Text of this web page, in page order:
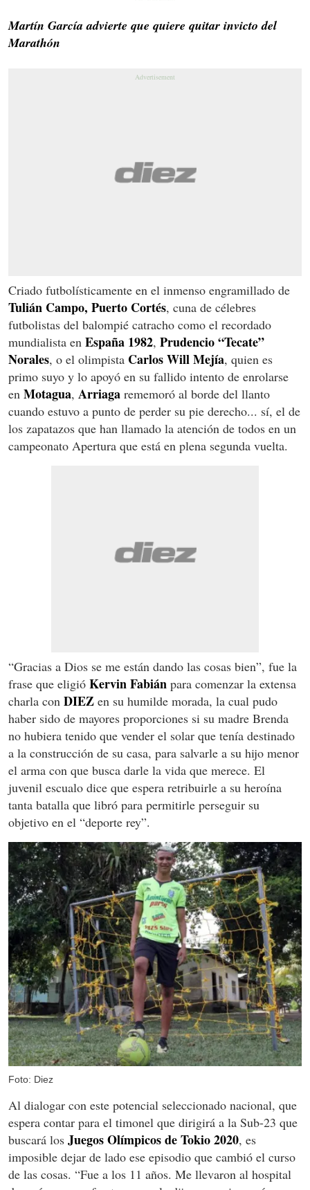
Martín García advierte que quiere quitar invicto del
Marathón
Criado futbolísticamente en el inmenso engramillado de
Tulián Campo, Puerto Cortés, cuna de célebres
futbolistas del balompié catracho como el recordado
mundialista en España 1982, Prudencio “Tecate”
Norales, o el olimpista Carlos Will Mejía, quien es
primo suyo y lo apoyó en su fallido intento de enrolarse
en Motagua, Arriaga rememoró al borde del llanto
cuando estuvo a punto de perder su pie derecho... sí, el de
los zapatazos que han llamado la atención de todos en un
campeonato Apertura que está en plena segunda vuelta.
“Gracias a Dios se me están dando las cosas bien”, fue la
frase que eligió Kervin Fabián para comenzar la extensa
charla con DIEZ en su humilde morada, la cual pudo
haber sido de mayores proporciones si su madre Brenda
no hubiera tenido que vender el solar que tenía destinado
a la construcción de su casa, para salvarle a su hijo menor
el arma con que busca darle la vida que merece. El
juvenil escualo dice que espera retribuirle a su heroína
tanta batalla que libró para permitirle perseguir su
objetivo en el “deporte rey”.
Foto: Diez
Al dialogar con este potencial seleccionado nacional, que
espera contar para el timonel que dirigirá a la Sub-23 que
buscará los Juegos Olímpicos de Tokio 2020, es
imposible dejar de lado ese episodio que cambió el curso
de las cosas. “Fue a los 11 años. Me llevaron al hospital